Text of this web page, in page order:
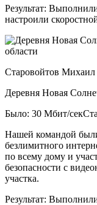
Результат: Выполнили
настроили
Старовойтов Михаил
Деревня Новая
Было: 30 Мбит/сек
Нашей командой
безлимитного
по всему дому и
безопасности с
участка.
Результат: